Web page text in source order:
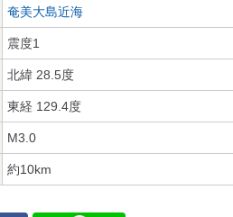
奄美大島近海
震度1
北緯 28.5度
東経 129.4度
M3.0
約10km